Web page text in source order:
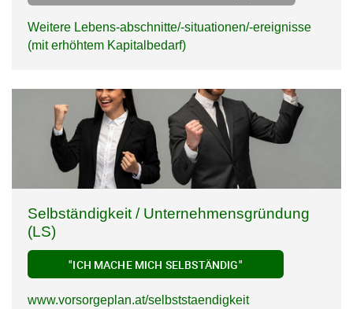
Weitere Lebens-abschnitte/-situationen/-ereignisse
(mit erhöhtem Kapitalbedarf)
Selbständigkeit / Unternehmensgründung
(LS)
"ICH MACHE MICH SELBSTÄNDIG"
www.vorsorgeplan.at/selbststaendigkeit